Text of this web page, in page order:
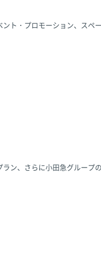
ト・プロモーション、スペ
ン、さらに小田急グルー